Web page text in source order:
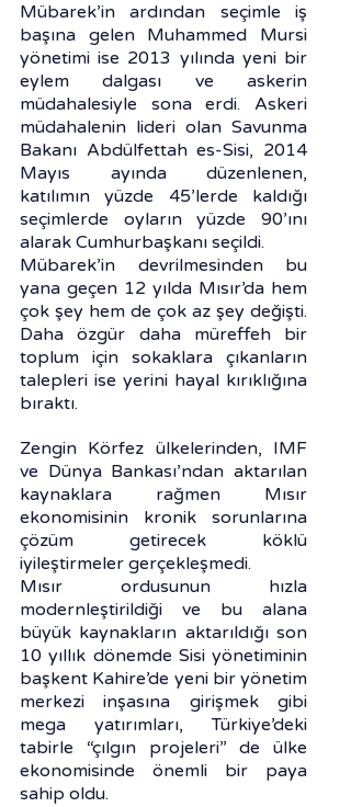
Mübarek’in ardından seçimle iş
başına gelen Muhammed Mursi
yönetimi ise 2013 yılında yeni bir
eylem dalgası ve askerin
müdahalesiyle sona erdi. Askeri
müdahalenin lideri olan Savunma
Bakanı Abdülfettah es-Sisi, 2014
Mayıs ayında düzenlenen,
katılımın yüzde 45’lerde kaldığı
seçimlerde oyların yüzde 90’ını
alarak Cumhurbaşkanı seçildi.
Mübarek’in devrilmesinden bu
yana geçen 12 yılda Mısır’da hem
çok şey hem de çok az şey değişti.
Daha özgür daha müreffeh bir
toplum için sokaklara çıkanların
talepleri ise yerini hayal kırıklığına
bıraktı.
Zengin Körfez ülkelerinden, IMF
ve Dünya Bankası’ndan aktarılan
kaynaklara rağmen Mısır
ekonomisinin kronik sorunlarına
çözüm getirecek köklü
iyileştirmeler gerçekleşmedi.
Mısır ordusunun hızla
modernleştirildiği ve bu alana
büyük kaynakların aktarıldığı son
10 yıllık dönemde Sisi yönetiminin
başkent Kahire’de yeni bir yönetim
merkezi inşasına girişmek gibi
mega yatırımları, Türkiye’deki
tabirle “çılgın projeleri” de ülke
ekonomisinde önemli bir paya
sahip oldu.